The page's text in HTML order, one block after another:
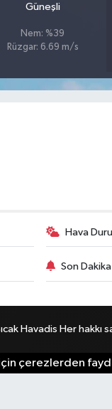
Güneşli
Nem: %39
Rüzgar: 6.69 m/s
Hava
Son
Havadis Her hakkı
çerezlerden